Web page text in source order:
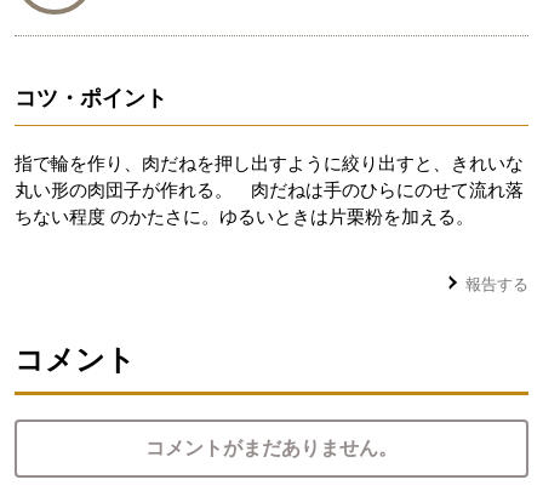
コツ・ポイント
指で輪を作り、肉だねを押し出すように絞り出すと、きれいな
丸い形の肉団子が作れる。 肉だねは手のひらにのせて流れ落
ちない程度 のかたさに。ゆるいときは片栗粉を加える。
報告する
コメント
コメントがまだありません。